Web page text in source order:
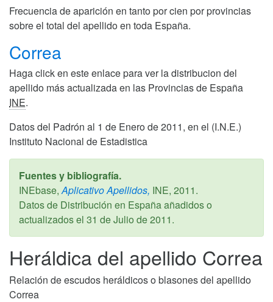
Frecuencia de aparición en tanto por cien por provincias
sobre el total del apellido en toda España.
Correa
Haga click en este enlace para ver la distribucion del
apellido más actualizada en las Provincias de España
INE.
Datos del Padrón al 1 de Enero de 2011, en el (I.N.E.)
Instituto Nacional de Estadistica
Fuentes y bibliografía.
INEbase, Aplicativo Apellidos, INE, 2011.
Datos de Distribución en España añadidos o
actualizados el 31 de Julio de 2011.
Heráldica del apellido Correa
Relación de escudos heráldicos o blasones del apellido
Correa